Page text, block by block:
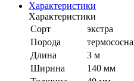
Характеристики
Характеристики
Сорт
экстра
Порода
термососна
Длина
3 м
Ширина
140 мм